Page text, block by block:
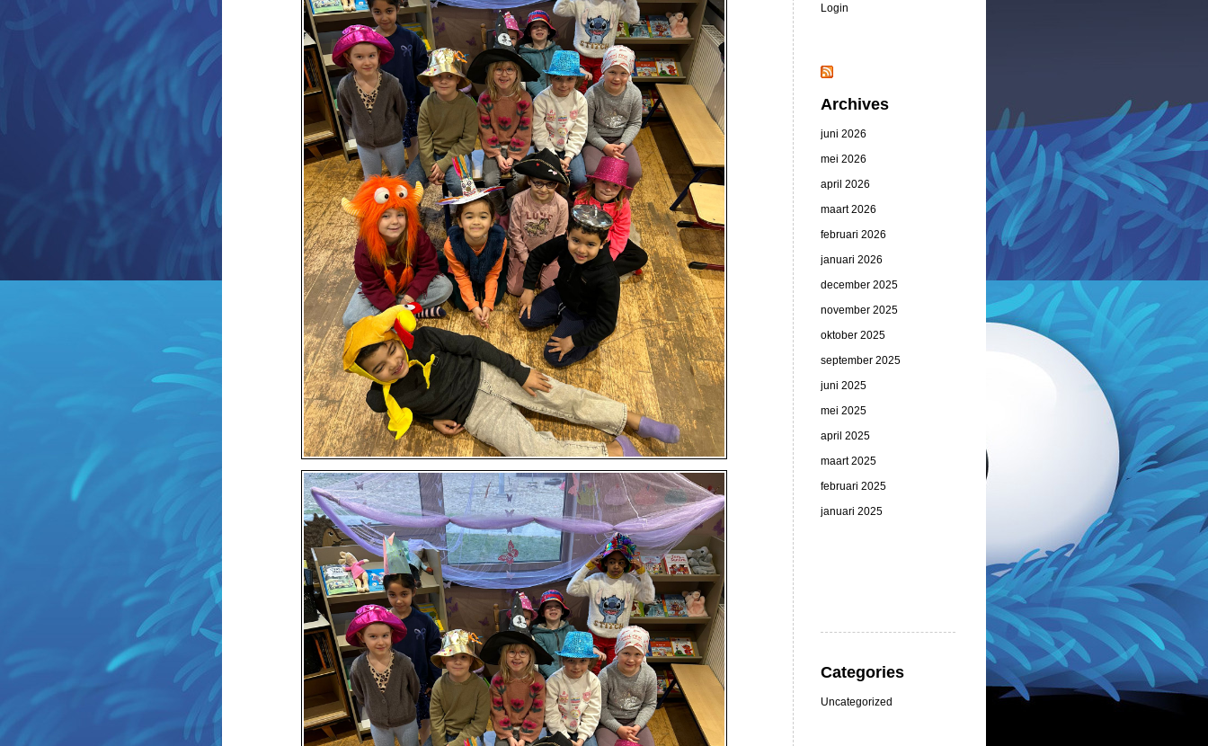
Login
Archives
juni 2026
mei 2026
april 2026
maart 2026
februari 2026
januari 2026
december 2025
november 2025
oktober 2025
september 2025
juni 2025
mei 2025
april 2025
maart 2025
februari 2025
januari 2025
Categories
Uncategorized